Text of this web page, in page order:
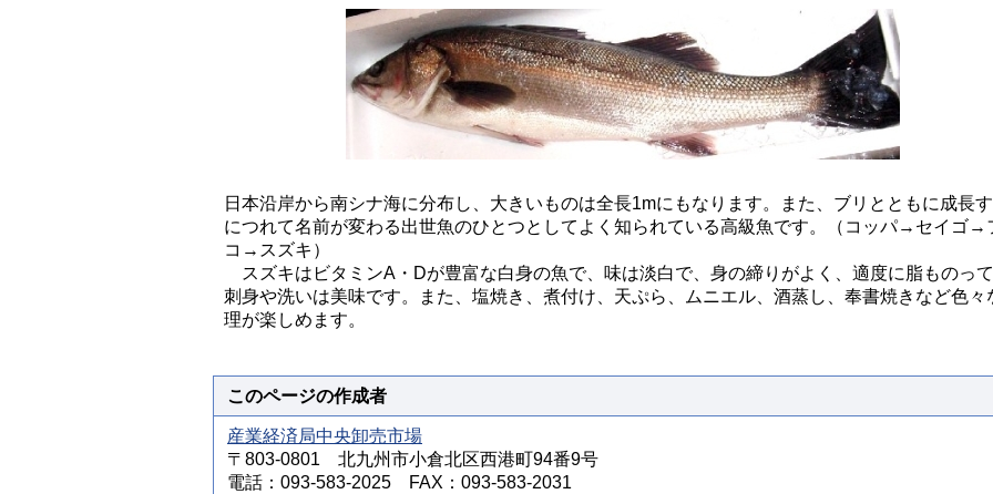
日本沿岸から南シナ海に分布し、大きいものは全長1mにもなります。また、ブリとともに成長
につれて名前が変わる出世魚のひとつとしてよく知られている高級魚です。（コッパ→セイゴ→
コ→スズキ）
スズキはビタミンA・Dが豊富な白身の魚で、味は淡白で、身の締りがよく、適度に脂ものって
刺身や洗いは美味です。また、塩焼き、煮付け、天ぷら、ムニエル、酒蒸し、奉書焼きなど色々
理が楽しめます。
このページの作成者
産業経済局中央卸売市場
〒803-0801 北九州市小倉北区西港町94番9号
電話：093-583-2025 FAX：093-583-2031